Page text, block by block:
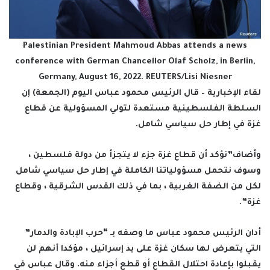
Palestinian President Mahmoud Abbas attends a news
conference with German Chancellor Olaf Scholz, in Berlin,
Germany, August 16, 2022. REUTERS/Lisi Niesner
لقاء الإخبارية – قال الرئيس محمود عباس اليوم (الجمعة) إن
السلطة الفلسطينية مستعدة لتولي المسؤولية عن قطاع
غزة في إطار حل سياسي شامل.
وأضاف”نؤكد أن قطاع غزة جزء لا يتجزأ من دولة فلسطين ،
وسوف نتحمل مسؤولياتنا الكاملة في إطار حل سياسي شامل
لكل من الضفة الغربية ، بما في ذلك القدس الشرقية ، وقطاع
غزة”.
أدان الرئيس محمود عباس ما وصفه بـ “حرب الإبادة والدمار”
التي يتعرض لها سكان غزة على يد إسرائيل ، مؤكدا أنهم لن
يقبلوا بإعادة احتلال القطاع أو قطع أجزاء منه. وقال عباس في